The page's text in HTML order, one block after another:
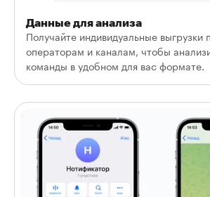
Данные для анализа
Получайте индивидуальные
операторам и каналам, чтобы
команды в удобном для вас формате.